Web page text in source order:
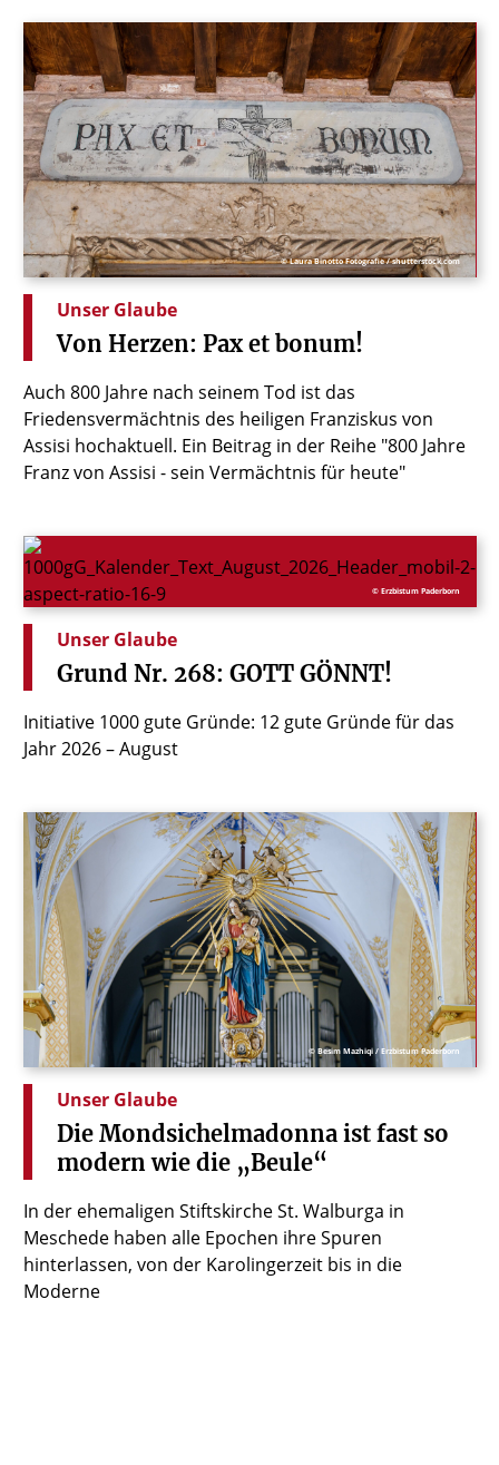
© Laura Binotto Fotografie / shutterstock.com
Unser Glaube
Von Herzen: Pax et bonum!
Auch 800 Jahre nach seinem Tod ist das
Friedensvermächtnis des heiligen Franziskus von
Assisi hochaktuell. Ein Beitrag in der Reihe "800 Jahre
Franz von Assisi - sein Vermächtnis für heute"
© Erzbistum Paderborn
Unser Glaube
Grund Nr. 268: GOTT GÖNNT!
Initiative 1000 gute Gründe: 12 gute Gründe für das
Jahr 2026 – August
© Besim Mazhiqi / Erzbistum Paderborn
Unser Glaube
Die Mondsichelmadonna ist fast so
modern wie die „Beule“
In der ehemaligen Stiftskirche St. Walburga in
Meschede haben alle Epochen ihre Spuren
hinterlassen, von der Karolingerzeit bis in die
Moderne